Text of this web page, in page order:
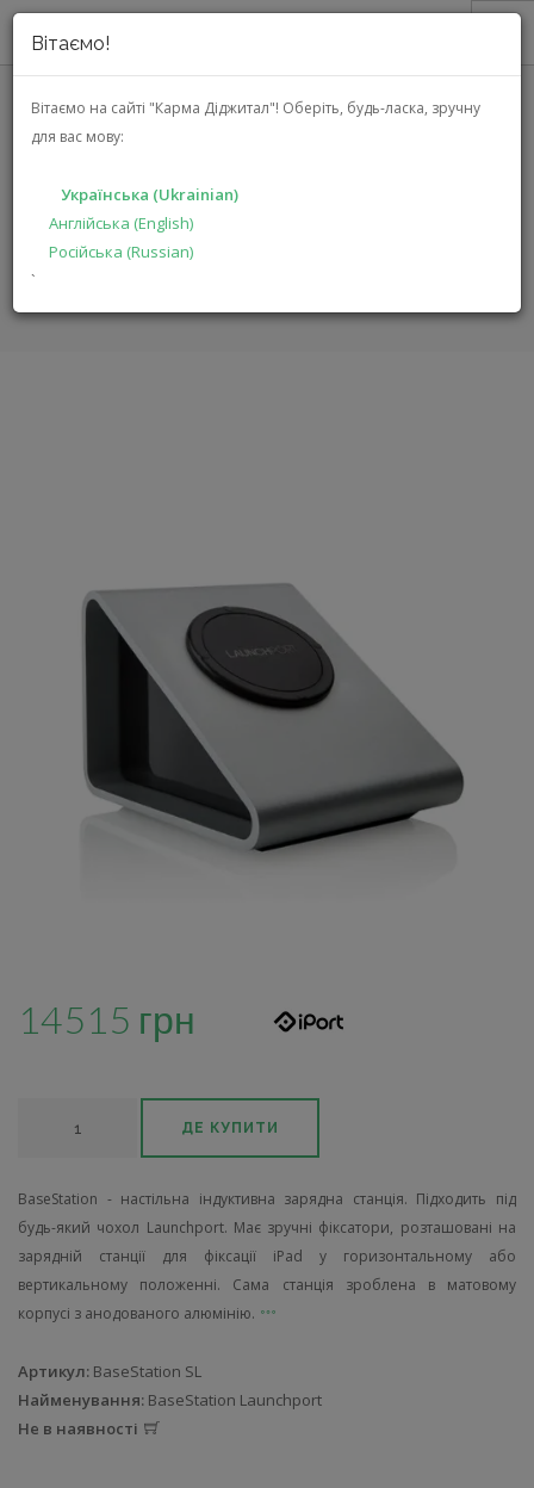
Вітаємо!
Вітаємо на сайті "Карма Діджитал"! Оберіть, будь-ласка, зручну
для вас мову:
Українська (Ukrainian)
Англійська (English)
Російська (Russian)
`
ПРО НАС
АКЦІЇ
РІШЕННЯ
ВИРОБНИКАМ
IPORT BASESTATION
ГОЛОВНА КАТАЛОГ
14515 грн
ДЕ КУПИТИ
BaseStation - настільна індуктивна зарядна станція. Підходить під
будь-який чохол Launchport. Має зручні фіксатори, розташовані на
зарядній станції для фіксації iPad у горизонтальному або
вертикальному положенні. Сама станція зроблена в матовому
корпусі з анодованого алюмінію.
Артикул: BaseStation SL
Найменування: BaseStation Launchport
Не в наявності